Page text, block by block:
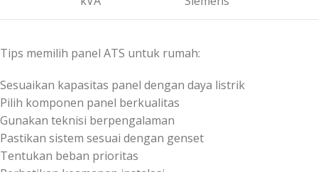
Tips memilih panel ATS untuk rumah:
Sesuaikan kapasitas panel dengan daya listrik
Pilih komponen panel berkualitas
Gunakan teknisi berpengalaman
Pastikan sistem sesuai dengan genset
Tentukan beban prioritas